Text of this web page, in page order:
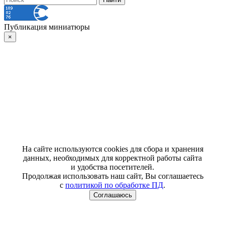
Публикация миниатюры
×
На сайте используются cookies для сбора и хранения
данных, необходимых для корректной работы сайта
и удобства посетителей.
Продолжая использовать наш сайт, Вы соглашаетесь
с политикой по обработке ПД.
Соглашаюсь